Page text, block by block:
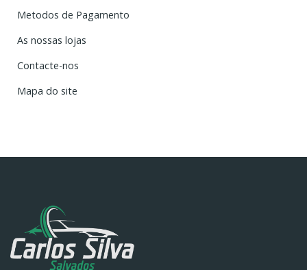
Metodos de Pagamento
As nossas lojas
Contacte-nos
Mapa do site